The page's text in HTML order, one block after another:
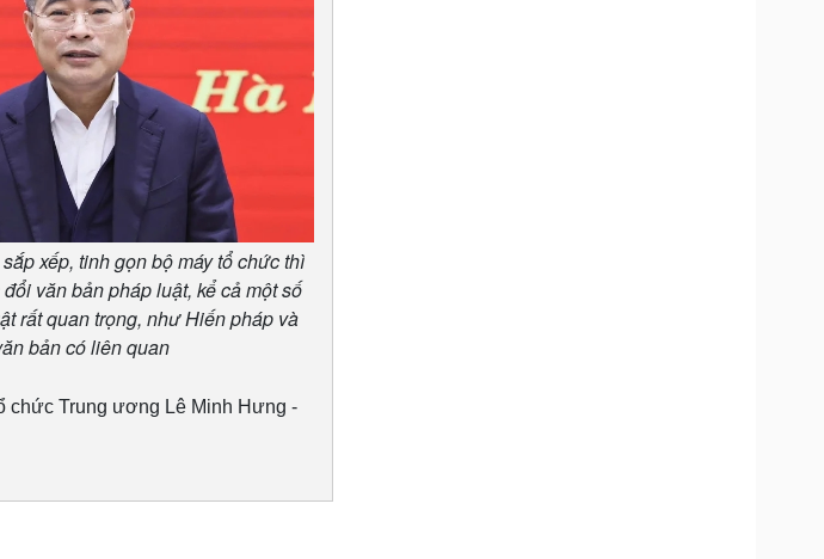
xếp, tinh gọn bộ máy tổ chức thì
văn bản pháp luật, kể cả một số
rất quan trọng, như Hiến pháp và
bản có liên quan
chức Trung ương Lê Minh Hưng -